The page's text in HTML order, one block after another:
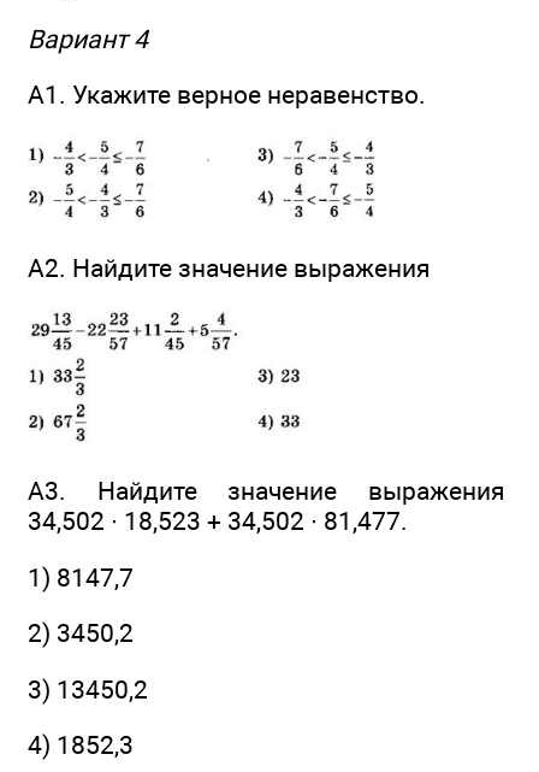
Вариант 4
А1. Укажите верное неравенство.
А2. Найдите значение выражения
А3. Найдите значение выражения
34,502 ∙ 18,523 + 34,502 ∙ 81,477.
1) 8147,7
2) 3450,2
3) 13450,2
4) 1852,3